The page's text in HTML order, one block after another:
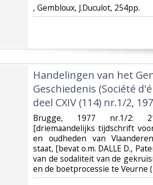
‎, Gembloux, J.Duculot, 254pp.‎
‎Handelingen van het
Geschiedenis (Société
deel CXIV (114) nr.1/2,
‎Brugge, 1977 nr.1/2:
[driemaandelijks tijdschrift
en oudheden van
staat, [bevat o.m. DALLE D.,
van de sodaliteit van de
en de boetprocessie te Veurne